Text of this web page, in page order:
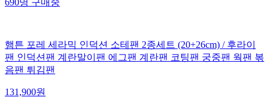
690명 구매중
햄튼 포레 세라믹 인덕션 소테팬 2종세트 (20+26cm) / 후라이
팬 인덕션팬 계란말이팬 에그팬 계란팬 코팅팬 궁중팬 웍팬 볶
음팬 튀김팬
131,900원